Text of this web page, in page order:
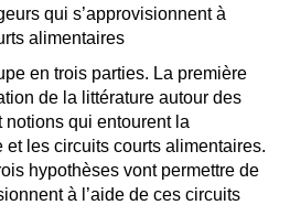
qui s’approvisionnent à
alimentaires
en trois parties. La première
de la littérature autour des
notions qui entourent la
les circuits courts alimentaires.
hypothèses vont permettre de
à l’aide de ces circuits